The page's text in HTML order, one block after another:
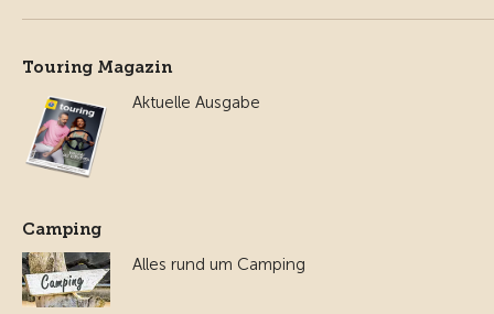
Touring Magazin
Aktuelle Ausgabe
Camping
Alles rund um Camping